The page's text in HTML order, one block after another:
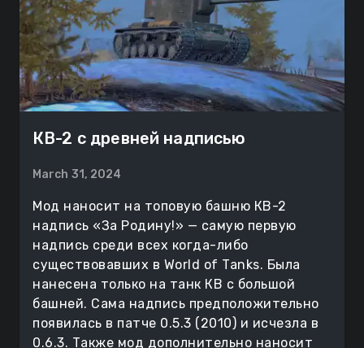
КВ-2 с древней надписью
March 31, 2024
Мод наносит на топовую башню КВ-2
надпись «За Родину!» — самую первую
надпись среди всех когда-либо
существовавших в World of Tanks. Была
нанесена только на танк КВ с большой
башней. Сама надпись предположительно
появилась в патче 0.5.3 (2010) и исчезла в
0.6.3. Также мод дополнительно наносит